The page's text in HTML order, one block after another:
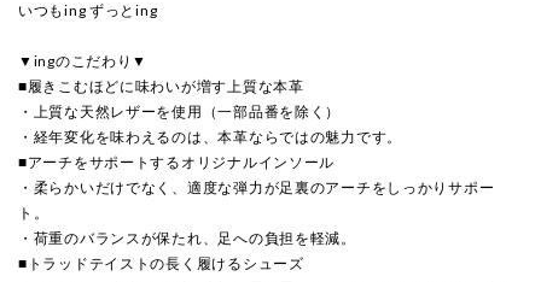
いつもing ずっとing
▼ingのこだわり▼
■履きこむほどに味わいが増す上質な本革
・上質な天然レザーを使用（一部品番を除く）
・経年変化を味わえるのは、本革ならではの魅力です。
■アーチをサポートするオリジナルインソール
・柔らかいだけでなく、適度な弾力が足裏のアーチをしっかりサポー
ト。
・荷重のバランスが保たれ、足への負担を軽減。
■トラッドテイストの長く履けるシューズ